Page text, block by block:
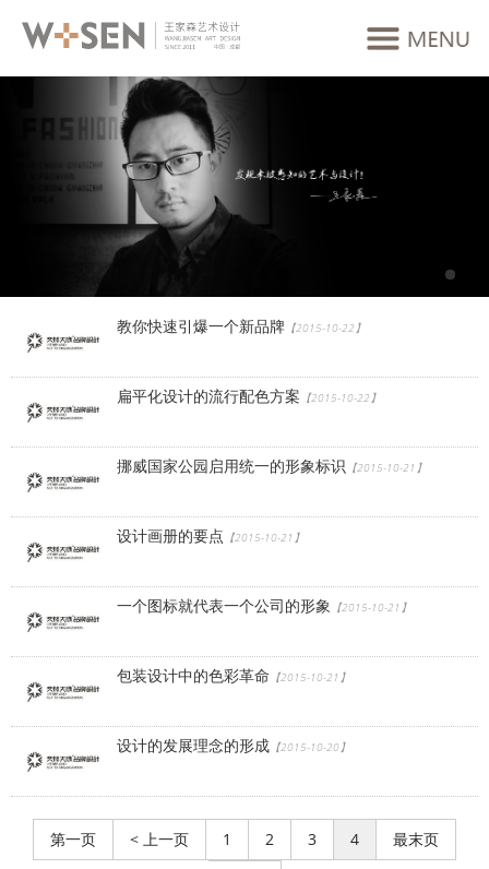
教你快速引爆一个新品牌【2015-10-22】
扁平化设计的流行配色方案 【2015-10-22】
挪威国家公园启用统一的形象标识 【2015-10-21】
设计画册的要点 【2015-10-21】
一个图标就代表一个公司的形象 【2015-10-21】
包装设计中的色彩革命 【2015-10-21】
设计的发展理念的形成【2015-10-20】
第一页 < 上一页 1 2 3 4
最末页